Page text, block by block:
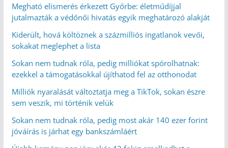
Megható elismerés érkezett Győrbe: életműdíjjal
jutalmazták a védőnői hivatás egyik meghatározó alakját
Kiderült, hová költöznek a százmilliós ingatlanok vevői,
sokakat meglephet a lista
Sokan nem tudnak róla, pedig milliókat spórolhatnak:
ezekkel a támogatásokkal újíthatod fel az otthonodat
Milliók nyaralását változtatja meg a TikTok, sokan észre
sem veszik, mi történik velük
Sokan nem tudnak róla, pedig most akár 140 ezer forint
jóváírás is járhat egy bankszámláért